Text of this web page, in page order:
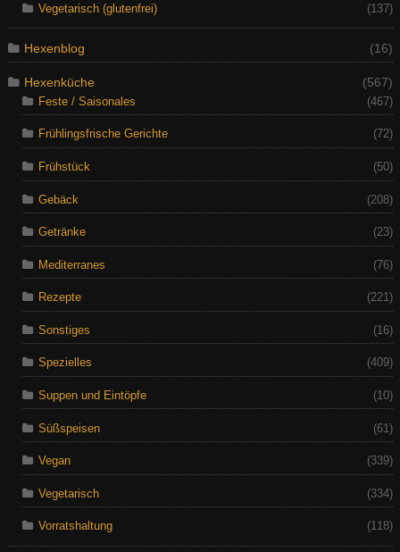
Vegetarisch (glutenfrei) (137)
Hexenblog (16)
Hexenküche
(567)
Feste / Saisonales
(467)
Frühlingsfrische Gerichte (72)
Frühstück (50)
Gebäck (208)
Getränke (23)
Mediterranes (76)
Rezepte (221)
Sonstiges (16)
Spezielles (409)
Suppen und Eintöpfe (10)
Süßspeisen (61)
Vegan (339)
Vegetarisch (334)
Vorratshaltung (118)